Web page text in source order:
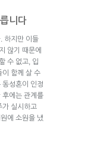
니다
하지만 이들
않기 때문에
수 없고, 입
이 함께 살 수
성혼이 인정
후에는 관계를
가 실시하고
에 소원을 냈